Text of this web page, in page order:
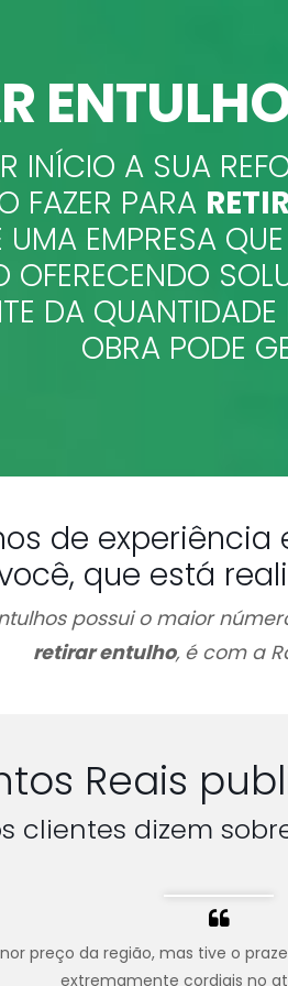
INÍCIO A SUA
FAZER PARA
UMA EMPRESA
OFERECENDO
DA
OBRA PODE
de experiência
que está
possui o maior
retirar entulho, é com a
Reais
clientes dizem
preço da região, mas tive o
extremamente cordiais no